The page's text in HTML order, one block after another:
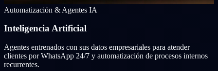
Automatización & Agentes IA
Inteligencia Artificial
Agentes entrenados con sus datos empresariales para atender
clientes por WhatsApp 24/7 y automatización de procesos internos
recurrentes.